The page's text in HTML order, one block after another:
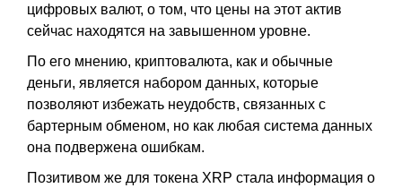
цифровых валют, о том, что цены на этот актив
сейчас находятся на завышенном уровне.
По его мнению, криптовалюта, как и обычные
деньги, является набором данных, которые
позволяют избежать неудобств, связанных с
бартерным обменом, но как любая система данных
она подвержена ошибкам.
Позитивом же для токена XRP стала информация о